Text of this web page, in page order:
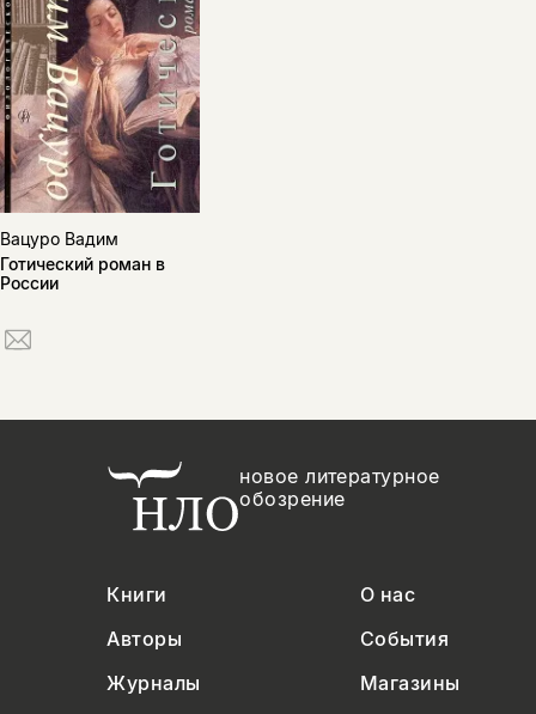
Вацуро Вадим
Готический роман в
России
новое литературное
обозрение
Книги
О нас
Авторы
События
Журналы
Магазины